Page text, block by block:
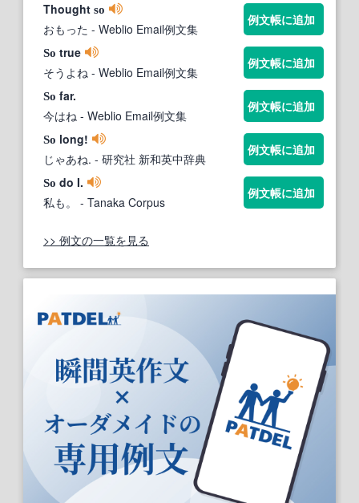
Thought so
おもった - Weblio Email例文集
例文帳に追加
So true
そうよね - Weblio Email例文集
例文帳に追加
So far.
今はね - Weblio Email例文集
例文帳に追加
So long!
じゃあね. - 研究社 新和英中辞典
例文帳に追加
So do I.
私も。
- Tanaka Corpus
例文帳に追加
>> 例文の一覧を見る